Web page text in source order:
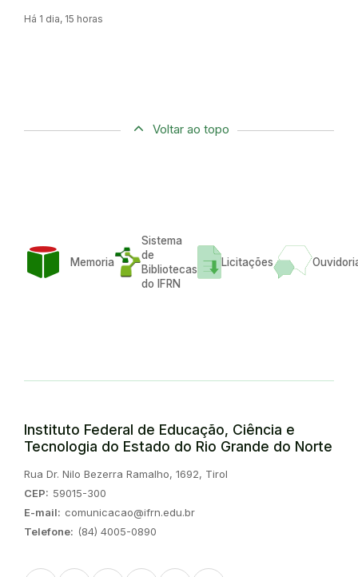
Há 1 dia, 15 horas
Voltar ao topo
Memoria
Sistema
de
Bibliotecas
do IFRN
Licitações
Instituto Federal de Educação, Ciência e
Tecnologia do Estado do Rio Grande do Norte
Endereço:
Rua Dr. Nilo Bezerra Ramalho, 1692, Tirol
CEP: 59015-300
E-mail: comunicacao@ifrn.edu.br
Telefone: (84) 4005-0890